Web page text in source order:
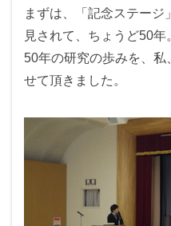
まずは、「記念ステージ
見されて、ちょうど50
50年の研究の歩みを、私
せて頂きました。